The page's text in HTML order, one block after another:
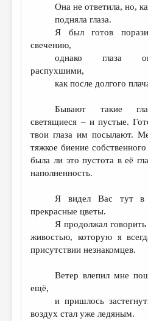
Она не ответила, но,
подняла глаза.
Я был готов
свечению,
однако глаза
распухшими,
как после долгого
Бывают такие
светящиеся – и пустые.
твои глаза им посылают.
тяжкое биение
была ли это пустота в её
наполненность.
Я видел Вас тут в
прекрасные цветы.
Я продолжал
живостью, которую я
присутствии незнакомцев.
Ветер влепил мне
ещё,
и пришлось
воздух стал уже ледяным.